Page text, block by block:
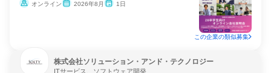
オンライン
2026年8月 1日
この企業の類似募集
株式会社ソリューション・アンド・テクノロジー
ITサービス、ソフトウェア開発